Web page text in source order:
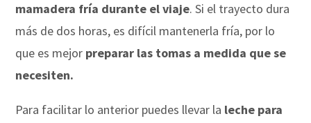
mamadera fría durante el viaje. Si el trayecto dura
más de dos horas, es difícil mantenerla fría, por lo
que es mejor preparar las tomas a medida que se
necesiten.
Para facilitar lo anterior puedes llevar la leche para